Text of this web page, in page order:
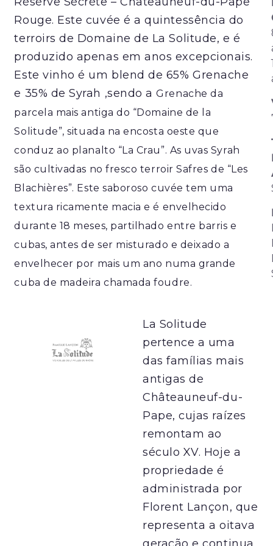
Rouge. Este cuvée é a quintessência do
terroirs de Domaine de La Solitude, e é
produzido apenas em anos excepcionais.
Este vinho é um blend de 65% Grenache
e 35% de Syrah ,sendo aGrenache da
parcela mais antiga do “Domaine de la
Solitude”, situada na encosta oeste que
conduz ao planalto “La Crau”. As uvas Syrah
são cultivadas no fresco terroir Safres de “Les
Blachières”. Este saboroso cuvée tem uma
textura ricamente macia e é envelhecido
durante 18 meses, partilhado entre barris e
cubas, antes de ser misturado e deixado a
envelhecer por mais um ano numa grande
cuba de madeira chamada foudre.
La Solitude
pertence a uma
das famílias mais
antigas de
Châteauneuf-du-
Pape, cujas raízes
remontam ao
século XV. Hoje a
propriedade é
administrada por
Florent Lançon, que
representa a oitava